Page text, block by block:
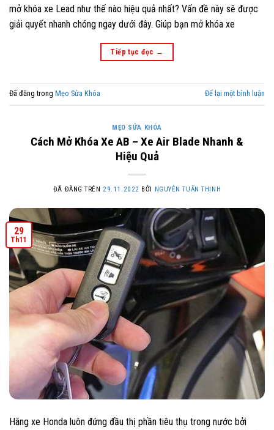
mở khóa xe Lead như thế nào hiệu quả nhất? Vấn đề này sẽ được
giải quyết nhanh chóng ngay dưới đây. Giúp bạn mở khóa xe
Tiếp tục đọc →
Đã đăng trong Mẹo Sửa Khóa Để lại một bình luận
MẸO SỬA KHÓA
Cách Mở Khóa Xe AB – Xe Air Blade Nhanh &
Hiệu Quả
ĐÃ ĐĂNG TRÊN 29.11.2022 BỞI NGUYỄN TUẤN THỊNH
29
Th11
Hãng xe Honda luôn đứng đầu thị phần tiêu thụ trong nước bởi